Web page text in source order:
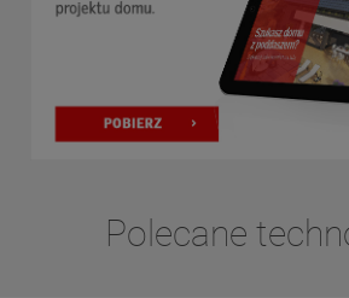
Polecane